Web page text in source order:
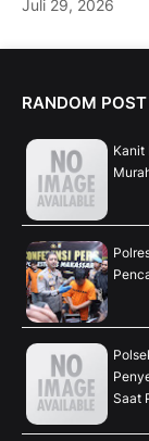
Juli 29, 2026
RANDOM POST
Kanit
Saat